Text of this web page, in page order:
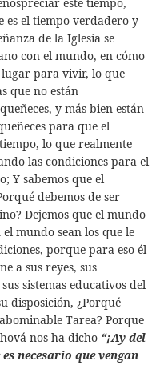
el tiempo verdadero y
de la Iglesia se
con el mundo, en cómo
para vivir, lo que
que no están
y más bien están
para que el
lo que realmente
las condiciones para el
Y sabemos que el
debemos de ser
Dejemos que el mundo
mundo sean los que le
porque para eso él
a sus reyes, sus
sistemas educativos del
disposición, ¿Porqué
Tarea? Porque
nos ha dicho “¡Ay del
necesario que vengan